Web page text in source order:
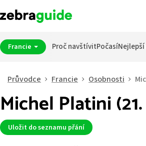
Francie Proč navštívitPočasí
Průvodce Francie Osobnosti
Michel Platini (21.
Uložit do seznamu přání